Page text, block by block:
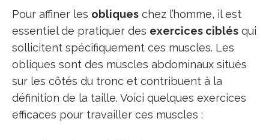
Pour affiner les obliques chez l’homme, il est
essentiel de pratiquer des exercices ciblés qui
sollicitent spécifiquement ces muscles. Les
obliques sont des muscles abdominaux situés
sur les côtés du tronc et contribuent à la
définition de la taille. Voici quelques exercices
efficaces pour travailler ces muscles :